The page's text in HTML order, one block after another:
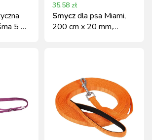
5 m
35.58 zł
Smyczdla psa Miami,
200 cm x 20 mm,